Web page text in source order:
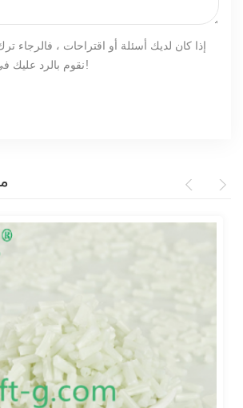
إذا كان لديك أسئلة أو اقتراحات ، فالرجاء
نقوم بالرد عليك في أقرب وقت ممكن!